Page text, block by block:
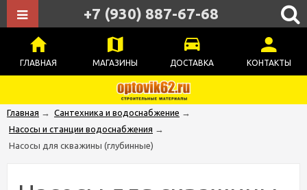
ГЛАВНАЯ МАГАЗИНЫ ДОСТАВКА КОНТАКТЫ
+7 (930) 887-67-68
Главная → Сантехника и водоснабжение →
Насосы и станции водоснабжения →
Насосы для скважины (глубинные)